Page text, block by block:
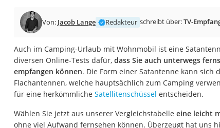
Desktop-PC
Diascanner
Laser-
Powerline-
Gaming-PC
Von: Jacob Lange Redakteur schreibt über:TV-
Auch im Camping-Urlaub mit Wohnmobil ist eine
diversen Online-Tests dafür, dass Sie auch unterwegs
empfangen können. Die Form einer Satantenne kann sich
Flachantennen, welche hauptsächlich zum Camping
für eine herkömmliche Satellitenschüssel entscheiden.
Wählen Sie jetzt aus unserer Vergleichstabelle eine leicht
ohne viel Aufwand fernsehen können. Überzeugt hat uns